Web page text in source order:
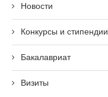
Новости
Конкурсы и стипендии
Бакалавриат
Визиты